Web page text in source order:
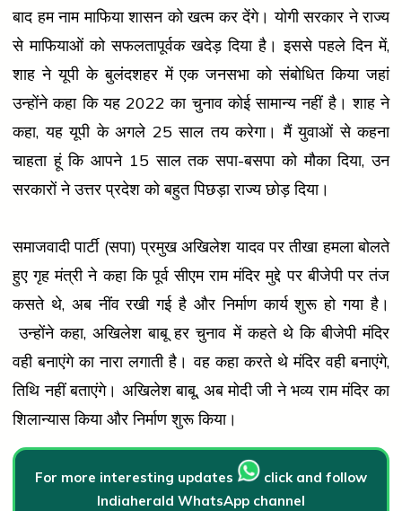
बाद हम नाम माफिया शासन को खत्म कर देंगे। योगी सरकार ने राज्य
से माफियाओं को सफलतापूर्वक खदेड़ दिया है। इससे पहले दिन में,
शाह ने यूपी के बुलंदशहर में एक जनसभा को संबोधित किया जहां
उन्होंने कहा कि यह 2022 का चुनाव कोई सामान्य नहीं है। शाह ने
कहा, यह यूपी के अगले 25 साल तय करेगा। मैं युवाओं से कहना
चाहता हूं कि आपने 15 साल तक सपा-बसपा को मौका दिया, उन
सरकारों ने उत्तर प्रदेश को बहुत पिछड़ा राज्य छोड़ दिया।
समाजवादी पार्टी (सपा) प्रमुख अखिलेश यादव पर तीखा हमला बोलते
हुए गृह मंत्री ने कहा कि पूर्व सीएम राम मंदिर मुद्दे पर बीजेपी पर तंज
कसते थे, अब नींव रखी गई है और निर्माण कार्य शुरू हो गया है।
उन्होंने कहा, अखिलेश बाबू हर चुनाव में कहते थे कि बीजेपी मंदिर
वही बनाएंगे का नारा लगाती है। वह कहा करते थे मंदिर वही बनाएंगे,
तिथि नहीं बताएंगे। अखिलेश बाबू, अब मोदी जी ने भव्य राम मंदिर का
शिलान्यास किया और निर्माण शुरू किया।
For more interesting updates
click and follow
Indiaherald WhatsApp channel